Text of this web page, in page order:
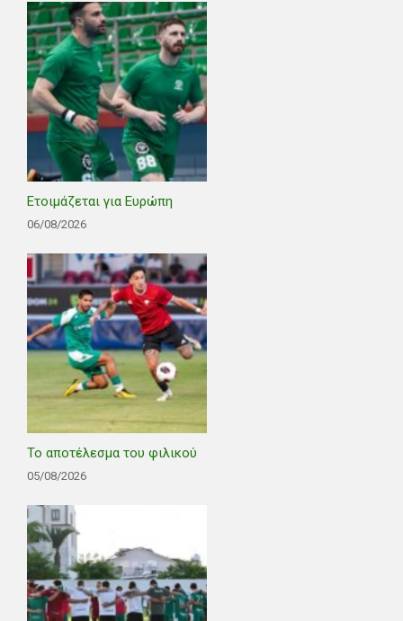
Ετοιμάζεται για Ευρώπη
06/08/2026
Το αποτέλεσμα του φιλικού
05/08/2026